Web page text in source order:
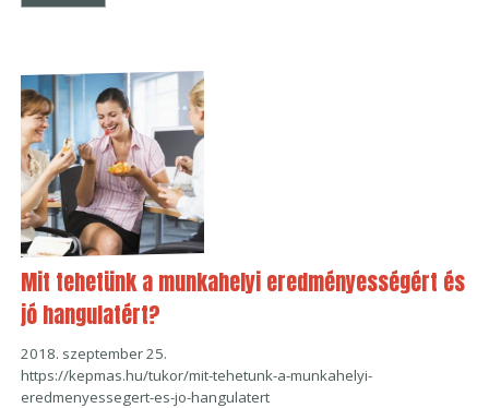
Mit tehetünk a munkahelyi eredményességért és
jó hangulatért?
2018. szeptember 25.
https://kepmas.hu/tukor/mit-tehetunk-a-munkahelyi-
eredmenyessegert-es-jo-hangulatert